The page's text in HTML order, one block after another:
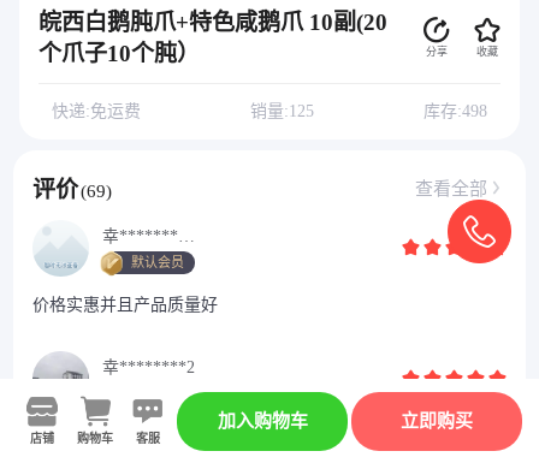
皖西白鹅肫爪+特色咸鹅爪 10副(20
个爪子10个肫）
分享 收藏
快递:免运费 销量:125 库存:498
评价(69) 查看全部
幸********D
默认会员
价格实惠并且产品质量好
幸********2
方便快捷，谢谢，合作愉快！
店铺 购物车 客服
加入购物车 立即购买